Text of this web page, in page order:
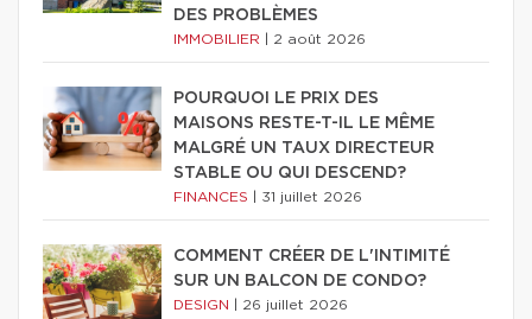
DES PROBLÈMES
IMMOBILIER 2 août 2026
POURQUOI LE PRIX DES
MAISONS RESTE-T-IL LE MÊME
MALGRÉ UN TAUX DIRECTEUR
STABLE OU QUI DESCEND?
FINANCES 31 juillet 2026
COMMENT CRÉER DE L'INTIMITÉ
SUR UN BALCON DE CONDO?
DESIGN 26 juillet 2026